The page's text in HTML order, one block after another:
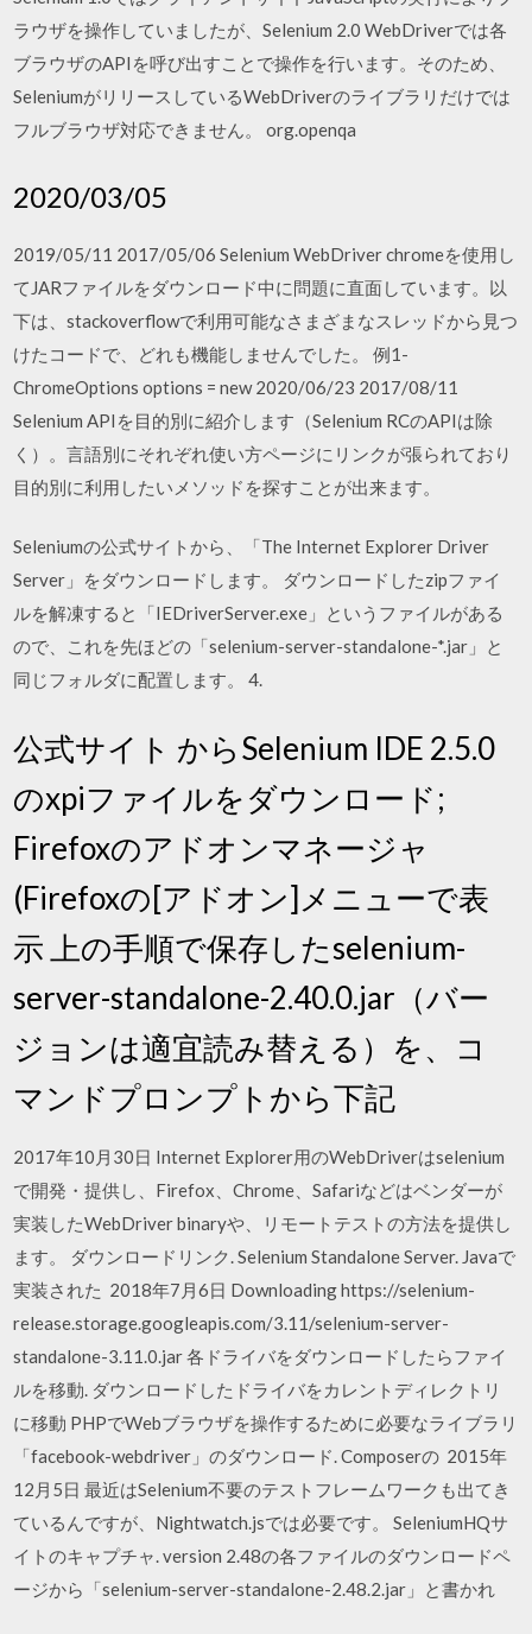
ラウザを操作していましたが、Selenium 2.0 WebDriverでは各
ブラウザのAPIを呼び出すことで操作を行います。そのため、
SeleniumがリリースしているWebDriverのライブラリだけでは
フルブラウザ対応できません。 org.openqa
2020/03/05
2019/05/11 2017/05/06 Selenium WebDriver chromeを使用し
てJARファイルをダウンロード中に問題に直面しています。以
下は、stackoverflowで利用可能なさまざまなスレッドから見つ
けたコードで、どれも機能しませんでした。 例1-
ChromeOptions options = new 2020/06/23 2017/08/11
Selenium APIを目的別に紹介します（Selenium RCのAPIは除
く）。言語別にそれぞれ使い方ページにリンクが張られており
目的別に利用したいメソッドを探すことが出来ます。
Seleniumの公式サイトから、「The Internet Explorer Driver
Server」をダウンロードします。 ダウンロードしたzipファイ
ルを解凍すると「IEDriverServer.exe」というファイルがある
ので、これを先ほどの「selenium-server-standalone-*.jar」と
同じフォルダに配置します。 4.
公式サイト からSelenium IDE 2.5.0
のxpiファイルをダウンロード;
Firefoxのアドオンマネージャ
(Firefoxの[アドオン]メニューで表
示 上の手順で保存したselenium-
server-standalone-2.40.0.jar（バー
ジョンは適宜読み替える）を、コ
マンドプロンプトから下記
2017年10月30日 Internet Explorer用のWebDriverはselenium
で開発・提供し、Firefox、Chrome、Safariなどはベンダーが
実装したWebDriver binaryや、リモートテストの方法を提供し
ます。 ダウンロードリンク. Selenium Standalone Server. Javaで
実装された 2018年7月6日 Downloading https://selenium-
release.storage.googleapis.com/3.11/selenium-server-
standalone-3.11.0.jar 各ドライバをダウンロードしたらファイ
ルを移動. ダウンロードしたドライバをカレントディレクトリ
に移動 PHPでWebブラウザを操作するために必要なライブラリ
「facebook-webdriver」のダウンロード. Composerの 2015年
12月5日 最近はSelenium不要のテストフレームワークも出てき
ているんですが、Nightwatch.jsでは必要です。 SeleniumHQサ
イトのキャプチャ. version 2.48の各ファイルのダウンロードペ
ージから「selenium-server-standalone-2.48.2.jar」と書かれ